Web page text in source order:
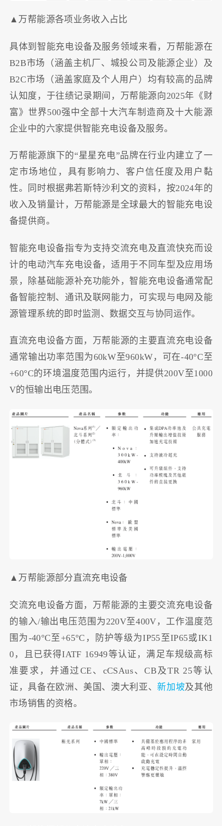
▲万帮能源各项业务收入占比
具体到智能充电设备及服务领域来看，万帮能源在
B2B市场（涵盖主机厂、城投公司及能源企业）及
B2C市场（涵盖家庭及个人用户）均有较高的品牌
认知度，于往绩记录期间，万帮能源向2025年《财
富》世界500强中全部十大汽车制造商及十大能源
企业中的六家提供智能充电设备及服务。
万帮能源旗下的“星星充电”品牌在行业内建立了一
定 市场地位，具有影响力、客户信任度及用户黏
性。同时根据弗若斯特沙利文的资料，按2024年的
收入及销量计，万帮能源是全球最大的智能充电设
备提供商。
智能充电设备指专为支持交流充电及直流快充而设
计的电动汽车充电设备，适用于不同车型及应用场
景，除基础能源补充功能外，智能充电设备通常配
备智能控制、通讯及联网能力，可实现与电网及能
源管理系统的即时监测、数据交互与协同运作。
直流充电设备方面，万帮能源的主要直流充电设备
通常输出功率范围为60kW至960kW，可在-40°C至
+60°C的环境温度范围内运行，并提供200V至1000
V的恒输出电压范围。
▲万帮能源部分直流充电设备
交流充电设备方面，万帮能源的主要交流充电设备
的输入/输出电压范围为220V至400V，工作温度范
围为-40°C至+65°C，防护等级为IP55至IP65或IK1
0，且已获得IATF 16949等认证，满足车规级高标
准要求，并通过CE、cCSAus、CB及TR 25等认
证，具备在欧洲、美国、澳大利亚、新加坡及其他
市场销售的资格。